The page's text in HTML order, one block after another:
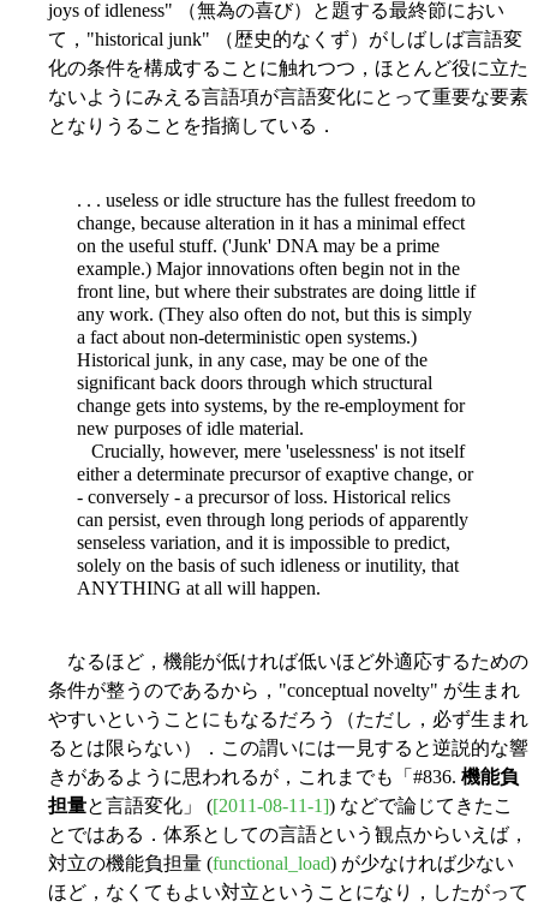
joys of idleness" （無為の喜び）と題する最終節におい
て，"historical junk" （歴史的なくず）がしばしば言語変
化の条件を構成することに触れつつ，ほとんど役に立た
ないようにみえる言語項が言語変化にとって重要な要素
となりうることを指摘している．
. . . useless or idle structure has the fullest freedom to
change, because alteration in it has a minimal effect
on the useful stuff. ('Junk' DNA may be a prime
example.) Major innovations often begin not in the
front line, but where their substrates are doing little if
any work. (They also often do not, but this is simply
a fact about non-deterministic open systems.)
Historical junk, in any case, may be one of the
significant back doors through which structural
change gets into systems, by the re-employment for
new purposes of idle material.
Crucially, however, mere 'uselessness' is not itself
either a determinate precursor of exaptive change, or
- conversely - a precursor of loss. Historical relics
can persist, even through long periods of apparently
senseless variation, and it is impossible to predict,
solely on the basis of such idleness or inutility, that
ANYTHING at all will happen.
なるほど，機能が低ければ低いほど外適応するための
条件が整うのであるから，"conceptual novelty" が生まれ
やすいということにもなるだろう（ただし，必ず生まれ
るとは限らない）．この謂いには一見すると逆説的な響
きがあるように思われるが，これまでも「#836. 機能負
担量と言語変化」 ([2011-08-11-1]) などで論じてきたこ
とではある．体系としての言語という観点からいえば，
対立の機能負担量 (functional_load) が少なければ少ない
ほど，なくてもよい対立ということになり，したがって